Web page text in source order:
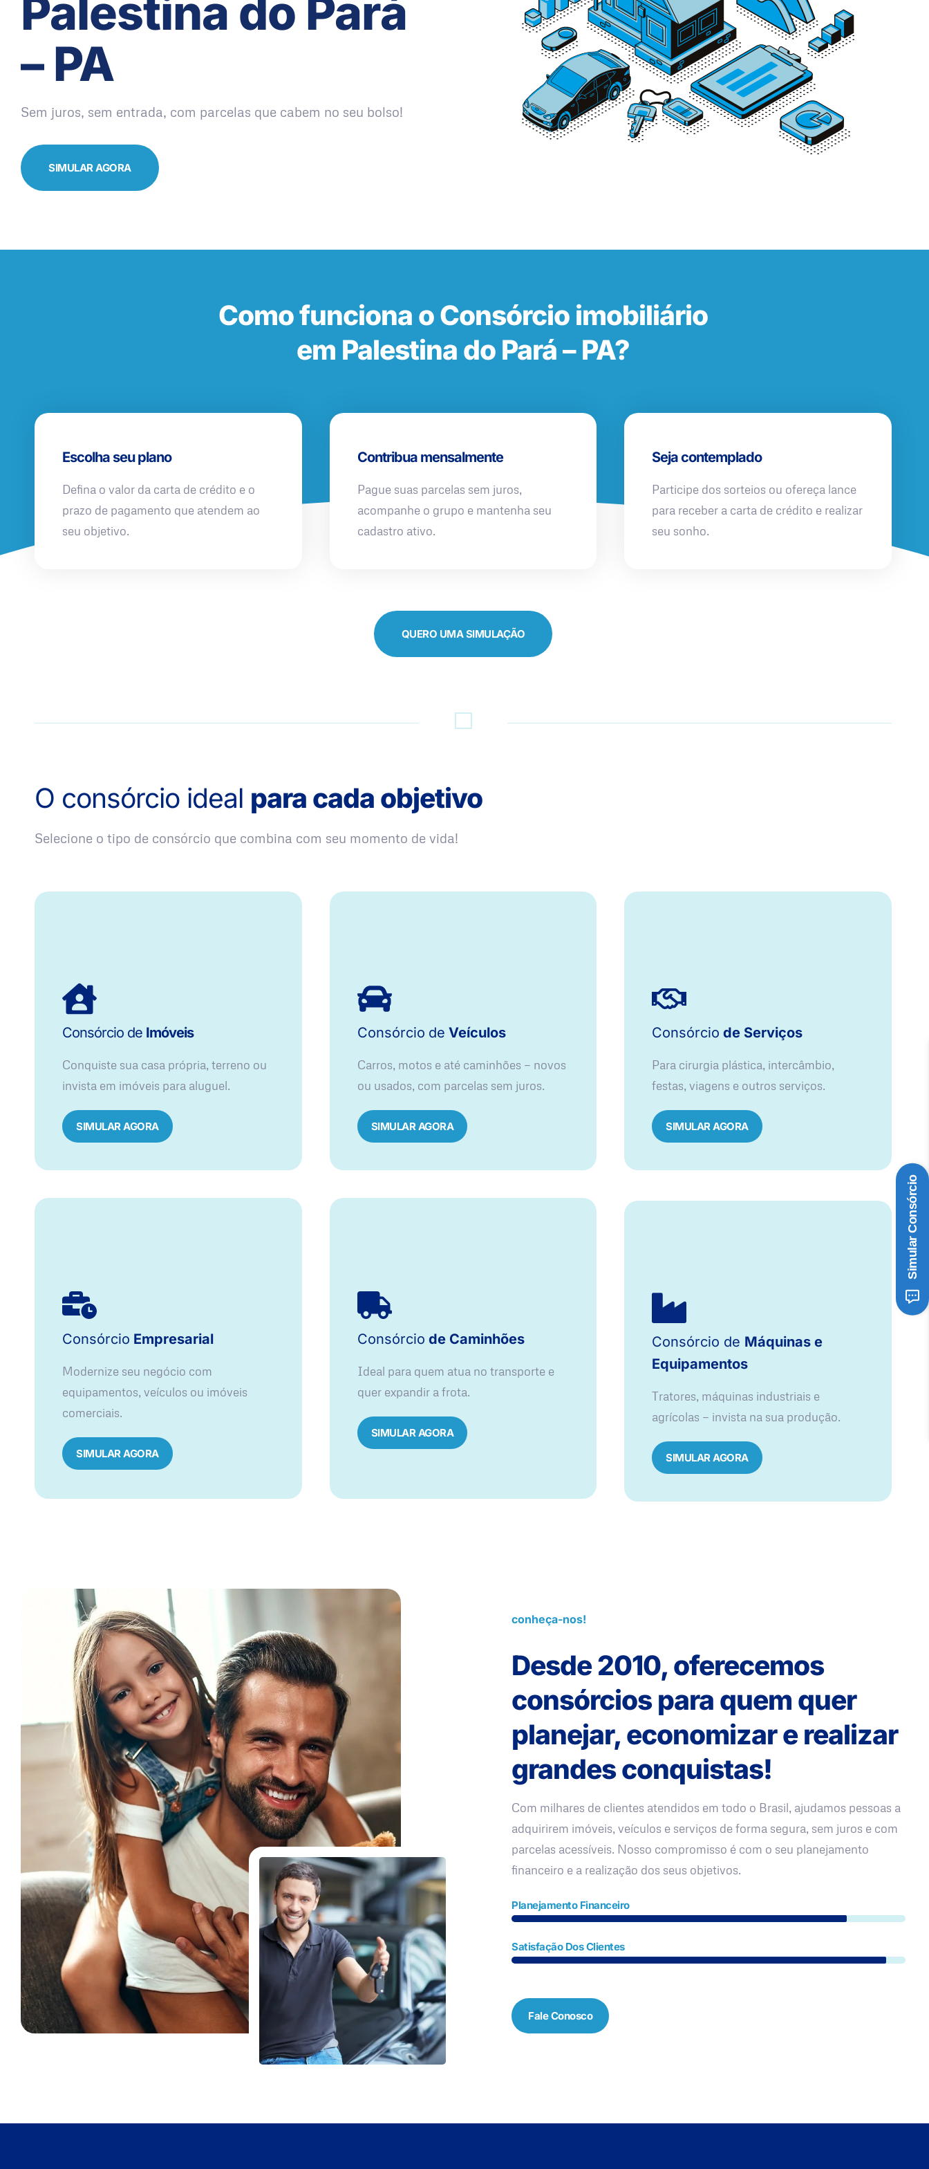
Palestina do Pará
– PA
Sem juros, sem entrada, com parcelas que cabem no seu bolso!
SIMULAR AGORA
Como funciona o Consórcio imobiliário
em Palestina do Pará – PA?
Escolha seu plano
Defina o valor da carta de crédito e o
prazo de pagamento que atendem ao
seu objetivo.
Contribua mensalmente
Pague suas parcelas sem juros,
acompanhe o grupo e mantenha seu
cadastro ativo.
Seja contemplado
Participe dos sorteios ou ofereça lance
para receber a carta de crédito e realizar
seu sonho.
QUERO UMA SIMULAÇÃO
O consórcio ideal para cada objetivo
Selecione o tipo de consórcio que combina com seu momento de vida!
Consórcio de Imóveis
Conquiste sua casa própria, terreno ou
invista em imóveis para aluguel.
SIMULAR AGORA​
Consórcio de Veículos
Carros, motos e até caminhões — novos
ou usados, com parcelas sem juros.
SIMULAR AGORA
Consórcio de Serviços
Para cirurgia plástica, intercâmbio,
festas, viagens e outros serviços.
SIMULAR AGORA
Consórcio Empresarial
Modernize seu negócio com
equipamentos, veículos ou imóveis
comerciais.
SIMULAR AGORA
Consórcio de Caminhões
Ideal para quem atua no transporte e
quer expandir a frota.
SIMULAR AGORA
Consórcio de Máquinas e
Equipamentos
Tratores, máquinas industriais e
agrícolas — invista na sua produção.
SIMULAR AGORA
conheça-nos!
Desde 2010, oferecemos
consórcios para quem quer
planejar, economizar e realizar
grandes conquistas!
Com milhares de clientes atendidos em todo o Brasil, ajudamos pessoas a
adquirirem imóveis, veículos e serviços de forma segura, sem juros e com
parcelas acessíveis. Nosso compromisso é com o seu planejamento
financeiro e a realização dos seus objetivos.
Planejamento Financeiro
Satisfação Dos Clientes
Fale Conosco
Simular Consórcio